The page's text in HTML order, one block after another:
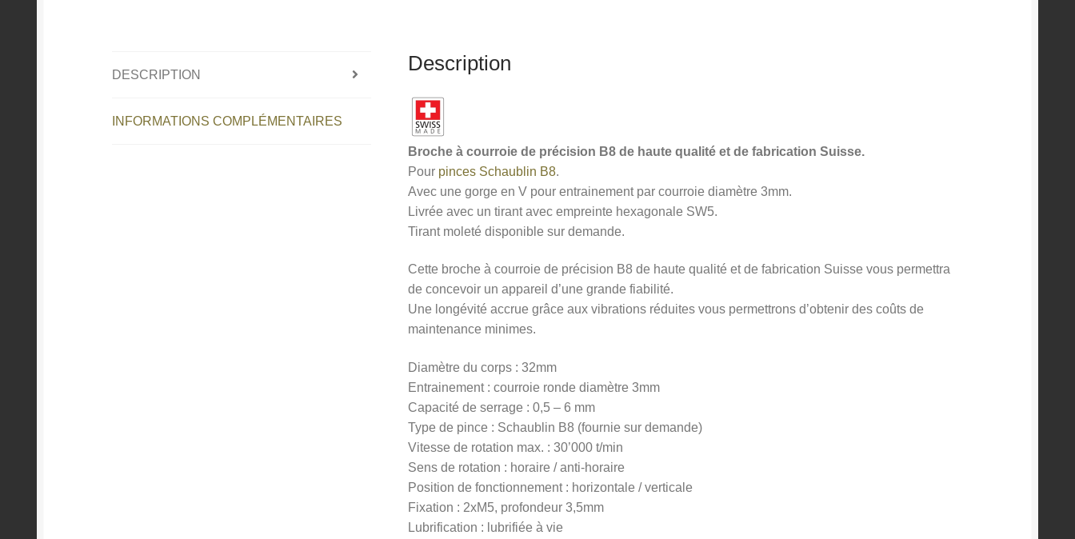
diamètre
DESCRIPTION
INFORMATIONS COMPLÉMENTAIRES
Description
Broche à courroie de précision B8 de haute qualité et de fabrication Suisse.
Pour pinces Schaublin B8.
Avec une gorge en V pour entrainement par courroie diamètre 3mm.
Livrée avec un tirant avec empreinte hexagonale SW5.
Tirant moleté disponible sur demande.
Cette broche à courroie de précision B8 de haute qualité et de fabrication Suisse vous permettra
de concevoir un appareil d’une grande fiabilité.
Une longévité accrue grâce aux vibrations réduites vous permettrons d’obtenir des coûts de
maintenance minimes.
Diamètre du corps : 32mm
Entrainement : courroie ronde diamètre 3mm
Capacité de serrage : 0,5 – 6 mm
Type de pince : Schaublin B8 (fournie sur demande)
Vitesse de rotation max. : 30’000 t/min
Sens de rotation : horaire / anti-horaire
Position de fonctionnement : horizontale / verticale
Fixation : 2xM5, profondeur 3,5mm
Lubrification : lubrifiée à vie